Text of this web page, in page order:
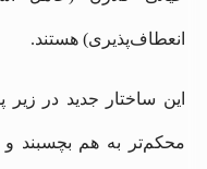
انعطاف‌پذیری) هستند.
این ساختار جدید در
محکم‌تر به هم بچسبند